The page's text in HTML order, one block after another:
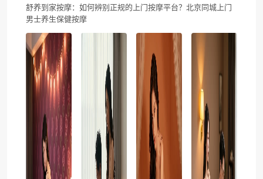
舒养到家按摩：如何辨别正规的上门按摩平台？北京同城上门
男士养生保健按摩